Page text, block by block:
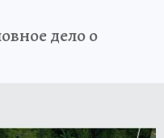
дело о